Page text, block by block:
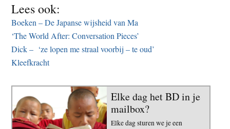
Lees ook:
Boeken – De Japanse wijsheid van Ma
‘The World After: Conversation Pieces’
Dick – ‘ze lopen me straal voorbij – te oud’
Kleefkracht
Elke dag het BD in je
mailbox?
Elke dag sturen we je een